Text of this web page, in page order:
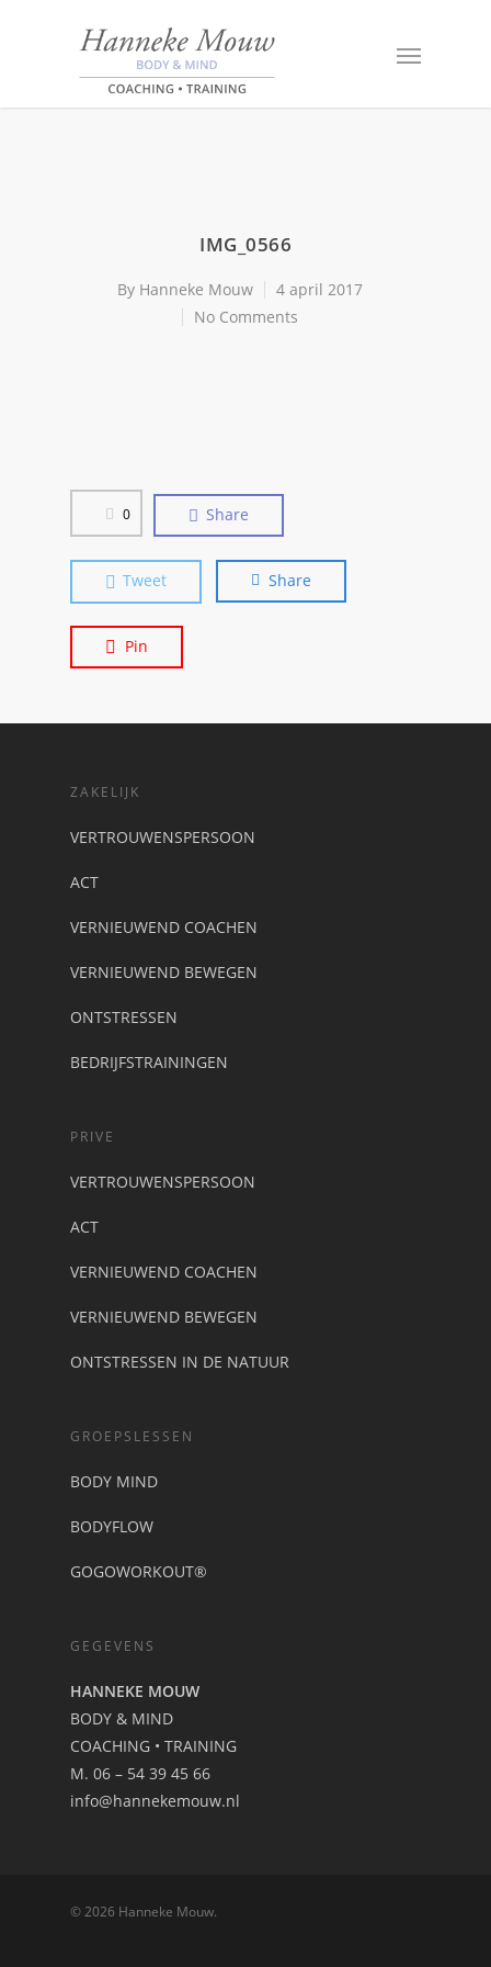
IMG_0566
By Hanneke Mouw
4 april 2017
No Comments
0 Share
Tweet Share
Pin
ZAKELIJK
VERTROUWENSPERSOON
ACT
VERNIEUWEND COACHEN
VERNIEUWEND BEWEGEN
ONTSTRESSEN
BEDRIJFSTRAININGEN
PRIVE
VERTROUWENSPERSOON
ACT
VERNIEUWEND COACHEN
VERNIEUWEND BEWEGEN
ONTSTRESSEN IN DE NATUUR
GROEPSLESSEN
BODY MIND
BODYFLOW
GOGOWORKOUT®
GEGEVENS
HANNEKE MOUW
BODY & MIND
COACHING • TRAINING
M. 06 – 54 39 45 66
info@hannekemouw.nl
© 2026 Hanneke Mouw.